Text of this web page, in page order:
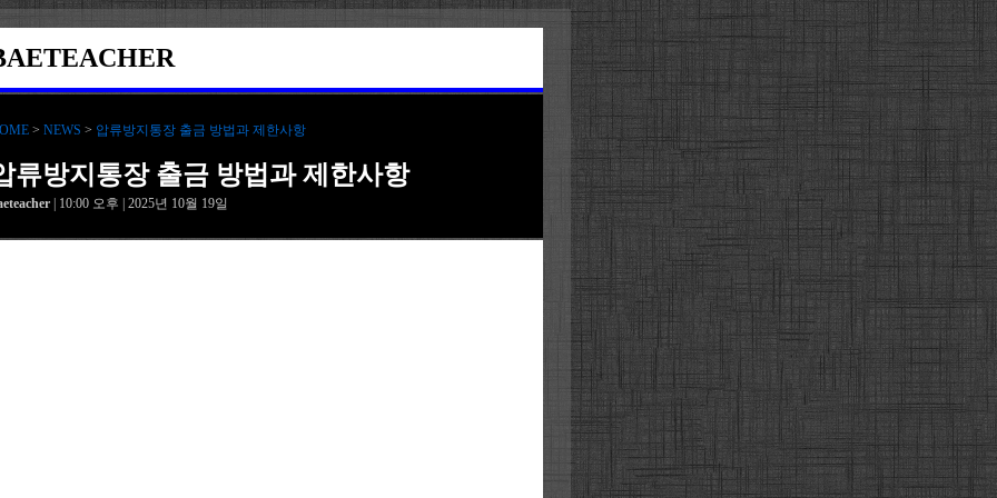
> NEWS > 압류방지통장 출금 방법과 제한사항
류방지통장 출금 방법과 제한사항
| 10:00 오후 | 2025년 10월 19일